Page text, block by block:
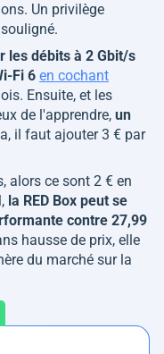
Un privilège
les débits à 2 Gbit/s
Fi 6 en cochant
Ensuite, et les
de l'apprendre, un
il faut ajouter 3 € par
alors ce sont 2 € en
la RED Box peut se
contre 27,99
hausse de prix, elle
du marché sur la